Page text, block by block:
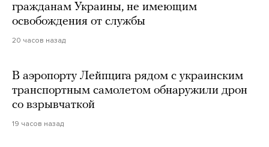
гражданам Украины, не имеющим
освобождения от службы
20 часов назад
В аэропорту Лейпцига рядом с украинским
транспортным самолетом обнаружили дрон
со взрывчаткой
19 часов назад